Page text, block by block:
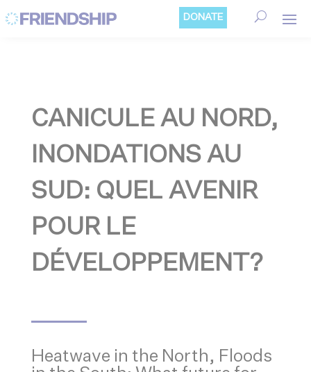
DONATE
CANICULE AU NORD,
INONDATIONS AU
SUD: QUEL AVENIR
POUR LE
DÉVELOPPEMENT?
Heatwave in the North, Floods